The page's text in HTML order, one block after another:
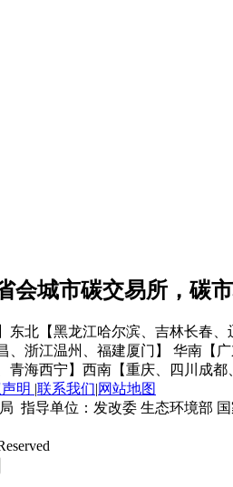
会城市碳交易所，碳
东北【黑龙江哈尔滨、吉林长春、
浙江温州、福建厦门】
华南【
海西宁】 西南【重庆、四川成都
明 |联系我们|网站地图
指导单位：发改委 生态环境部